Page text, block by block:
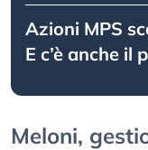
Azioni MPS
E c’è anche il
Meloni,